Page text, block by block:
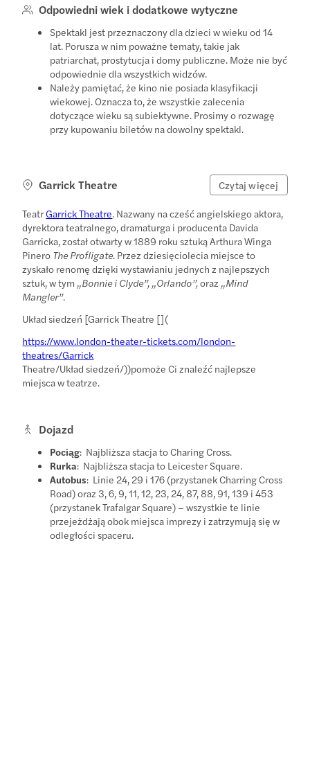
Odpowiedni wiek i dodatkowe wytyczne
Spektakl jest przeznaczony dla dzieci w wieku od 14
lat. Porusza w nim poważne tematy, takie jak
patriarchat, prostytucja i domy publiczne. Może nie być
odpowiednie dla wszystkich widzów.
Należy pamiętać, że kino nie posiada klasyfikacji
wiekowej. Oznacza to, że wszystkie zalecenia
dotyczące wieku są subiektywne. Prosimy o rozwagę
przy kupowaniu biletów na dowolny spektakl.
Garrick Theatre Czytaj więcej
TeatrGarrick Theatre. Nazwany na cześć angielskiego aktora,
dyrektora teatralnego, dramaturga i producenta Davida
Garricka, został otwarty w 1889 roku sztuką Arthura Winga
Pinero The Profligate. Przez dziesięciolecia miejsce to
zyskało renomę dzięki wystawianiu jednych z najlepszych
sztuk, w tym „Bonnie i Clyde”, „Orlando”,oraz „Mind
Mangler”.
Układ siedzeń [Garrick Theatre [](
https://www.london-theater-tickets.com/london-
theatres/Garrick
Theatre/Układ siedzeń/))pomoże Ci znaleźć najlepsze
miejsca w teatrze.
Dojazd
Pociąg: Najbliższa stacja to Charing Cross.
Rurka: Najbliższa stacja to Leicester Square.
Autobus: Linie 24, 29 i 176 (przystanek Charring Cross
Road) oraz 3, 6, 9, 11, 12, 23, 24, 87, 88, 91, 139 i 453
(przystanek Trafalgar Square) – wszystkie te linie
przejeżdżają obok miejsca imprezy i zatrzymują się w
odległości spaceru.